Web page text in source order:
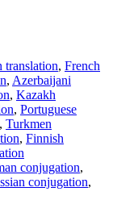
translation, French
, Azerbaijani
, Kazakh
, Portuguese
, Turkmen
, Finnish
conjugation,
conjugation,